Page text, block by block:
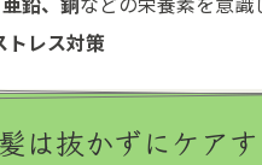
トレス対策
は抜かずにケア